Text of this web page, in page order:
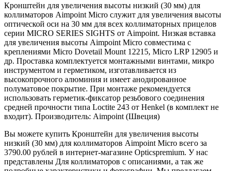
Кронштейн для увеличения высоты низкий (30 мм) для
коллиматоров Aimpoint Micro служит для увеличения высоты
оптической оси на 30 мм для всех коллиматорных прицелов
серии MICRO SERIES SIGHTS от Aimpoint. Низкая вставка
для увеличения высоты Aimpoint Micro совместима с
креплениями Micro Dovetail Mount 12215, Micro LRP 12905 и
др. Проставка комплектуется монтажными винтами, микро
инструментом и герметиком, изготавливается из
высокопрочного алюминия и имеет анодированное
полуматовое покрытие. При монтаже рекомендуется
использовать герметик-фиксатор резьбового соединения
средней прочности типа Loctite 243 от Henkel (в комплект не
входит). Производитель: Aimpoint (Швеция)
Вы можете купить Кронштейн для увеличения высоты
низкий (30 мм) для коллиматоров Aimpoint Micro всего за
3790.00 рублей в интернет-магазине Opticspremium. У нас
представлены Для коллиматоров с описаниями, а так же